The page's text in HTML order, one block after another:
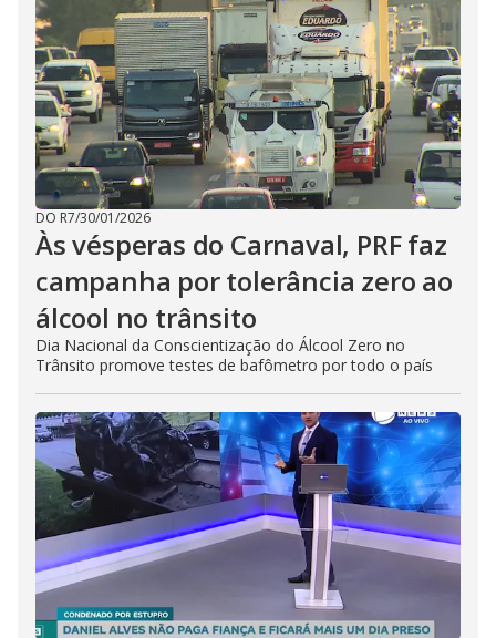
DO R7/30/01/2026
Às vésperas do Carnaval, PRF faz
campanha por tolerância zero ao
álcool no trânsito
Dia Nacional da Conscientização do Álcool Zero no
Trânsito promove testes de bafômetro por todo o país